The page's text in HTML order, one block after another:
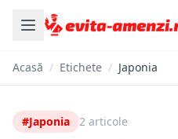
Acasă / Etichete / Japonia
#Japonia 2 articole